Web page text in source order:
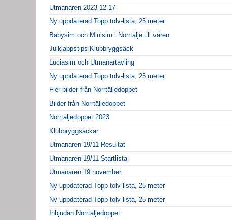
Utmanaren 2023-12-17
Ny uppdaterad Topp tolv-lista, 25 meter
Babysim och Minisim i Norrtälje till våren
Julklappstips Klubbryggsäck
Luciasim och Utmanartävling
Ny uppdaterad Topp tolv-lista, 25 meter
Fler bilder från Norrtäljedoppet
Bilder från Norrtäljedoppet
Norrtäljedoppet 2023
Klubbryggsäckar
Utmanaren 19/11 Resultat
Utmanaren 19/11 Startlista
Utmanaren 19 november
Ny uppdaterad Topp tolv-lista, 25 meter
Ny uppdaterad Topp tolv-lista, 25 meter
Inbjudan Norrtäljedoppet